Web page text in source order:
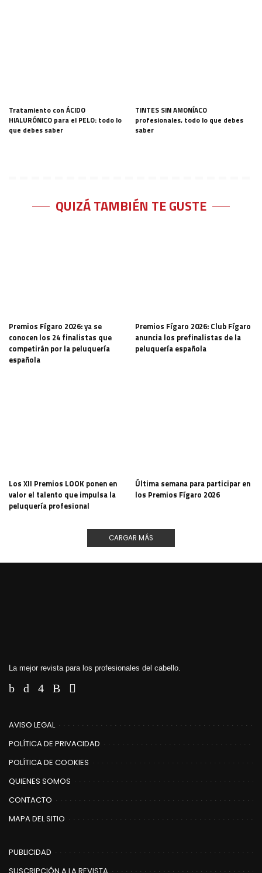
Tratamiento con ÁCIDO
HIALURÓNICO para el PELO: todo lo
que debes saber
TINTES SIN AMONÍACO
profesionales, todo lo que debes
saber
QUIZÁ TAMBIÉN TE GUSTE
Premios Fígaro 2026: ya se
conocen los 24 finalistas que
competirán por la peluquería
española
Premios Fígaro 2026: Club Fígaro
anuncia los prefinalistas de la
peluquería española
Los XII Premios LOOK ponen en
valor el talento que impulsa la
peluquería profesional
Última semana para participar en
los Premios Fígaro 2026
CARGAR MÁS
La mejor revista para los profesionales del cabello.
AVISO LEGAL
POLÍTICA DE PRIVACIDAD
POLÍTICA DE COOKIES
QUIENES SOMOS
CONTACTO
MAPA DEL SITIO
PUBLICIDAD